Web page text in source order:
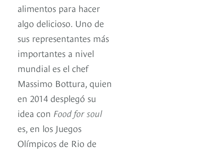
alimentos para hacer
algo delicioso. Uno de
sus representantes más
importantes a nivel
mundial es el chef
Massimo Bottura, quien
en 2014 desplegó su
idea con Food for soul
es, en los Juegos
Olímpicos de Rio de